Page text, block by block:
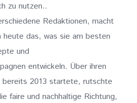
zu nutzen..
Redaktionen, macht
heute das, was sie am besten
und
entwickeln. Über ihren
bereits 2013 startete, rutschte
faire und nachhaltige Richtung,